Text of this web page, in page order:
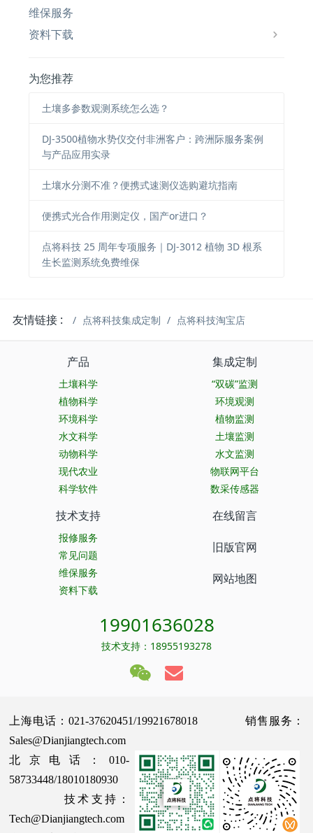
维保服务
资料下载
为您推荐
土壤多参数观测系统怎么选？
DJ-3500植物水势仪交付非洲客户：跨洲际服务案例
与产品应用实录
土壤水分测不准？便携式速测仪选购避坑指南
便携式光合作用测定仪，国产or进口？
点将科技 25 周年专项服务｜DJ-3012 植物 3D 根系
生长监测系统免费维保
友情链接 : 点将科技集成定制 点将科技淘宝店
产品
土壤科学
植物科学
环境科学
水文科学
动物科学
现代农业
科学软件
集成定制
“双碳”监测
环境观测
植物监测
土壤监测
水文监测
物联网平台
数采传感器
技术支持
报修服务
常见问题
维保服务
资料下载
在线留言
旧版官网
网站地图
19901636028
技术支持：18955193278
上海电话：021-37620451/19921678018 销售服务：
Sales@Dianjiangtech.com
北京电话：010-
58733448/18010180930
技术支持：
Tech@Dianjiangtech.com